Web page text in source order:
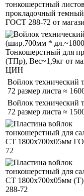
Войлок
72 размер листа ≈
Войлок
72 размер листа ≈